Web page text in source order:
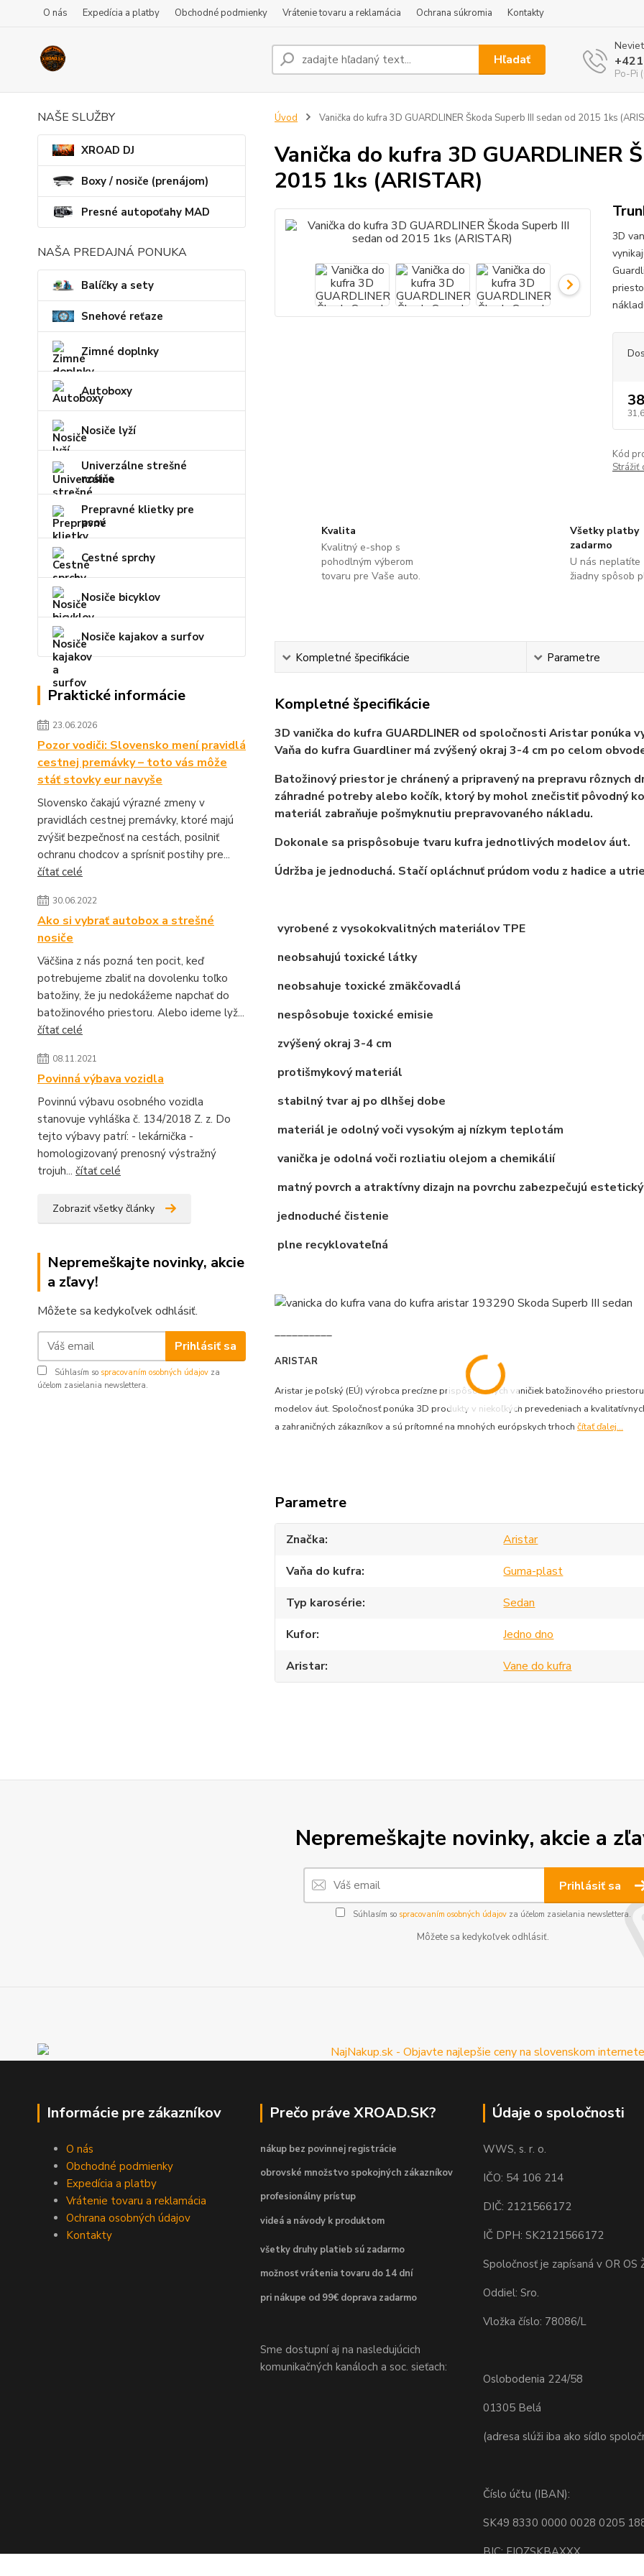
O nás Expedícia a platby Obchodné podmienky Vrátenie tovaru a reklamácia Ochrana súkromia Kontakty
Hľadať
Po-Pi
NAŠE SLUŽBY
XROAD DJ
Boxy / nosiče (prenájom)
Presné autopoťahy MAD
NAŠA PREDAJNÁ PONUKA
Balíčky a sety
Snehové reťaze
Zimné doplnky
Autoboxy
Nosiče lyží
Univerzálne strešné
nosiče
Prepravné klietky pre
psov
Cestné sprchy
Nosiče bicyklov
Nosiče kajakov a surfov
Praktické informácie
23.06.2026
Pozor vodiči: Slovensko mení pravidlá
cestnej premávky – toto vás môže
stáť stovky eur navyše
Slovensko čakajú výrazné zmeny v
pravidlách cestnej premávky, ktoré majú
zvýšiť bezpečnosť na cestách, posilniť
ochranu chodcov a sprísniť postihy pre...
čítať celé
30.06.2022
Ako si vybrať autobox a strešné
nosiče
Väčšina z nás pozná ten pocit, keď
potrebujeme zbaliť na dovolenku toľko
batožiny, že ju nedokážeme napchať do
batožinového priestoru. Alebo ideme lyž...
čítať celé
08.11.2021
Povinná výbava vozidla
Povinnú výbavu osobného vozidla
stanovuje vyhláška č. 134/2018 Z. z. Do
tejto výbavy patrí: - lekárnička -
homologizovaný prenosný výstražný
trojuh... čítať celé
Zobraziť všetky články
Nepremeškajte novinky, akcie
a zľavy!
Môžete sa kedykoľvek odhlásiť.
Prihlásiť sa
Súhlasím so spracovaním osobných údajov za
účelom zasielania newslettera.
Úvod Vanička do kufra 3D GUARDLINER Škoda Superb III sedan od 2015 1ks
Vanička do kufra 3D GUARDLINER
2015 1ks (ARISTAR)
3D
Kód
Strážiť
Kvalita
Kvalitný e-shop s
pohodlným výberom
tovaru pre Vaše auto.
Všetky platby
zadarmo
U nás neplatíte
žiadny spôsob
Kompletné špecifikácie Parametre
Kompletné špecifikácie
3D vanička do kufra GUARDLINER od spoločnosti Aristar ponúka
Vaňa do kufra Guardliner má zvýšený okraj 3-4 cm po celom
Batožinový priestor je chránený a pripravený na prepravu rôznych
záhradné potreby alebo kočík, ktorý by mohol znečistiť pôvodný
materiál zabraňuje pošmyknutiu prepravovaného nákladu.
Dokonale sa prispôsobuje tvaru kufra jednotlivých modelov áut.
Údržba je jednoduchá. Stačí opláchnuť prúdom vodu z hadice a
vyrobené z vysokokvalitných materiálov TPE
neobsahujú toxické látky
neobsahuje toxické zmäkčovadlá
nespôsobuje toxické emisie
zvýšený okraj 3-4 cm
protišmykový materiál
stabilný tvar aj po dlhšej dobe
materiál je odolný voči vysokým aj nízkym teplotám
vanička je odolná voči rozliatiu olejom a chemikálií
matný povrch a atraktívny dizajn na povrchu zabezpečujú
jednoduché čistenie
plne recyklovateľná
__________
ARISTAR
Aristar je poľský (EÚ) výrobca precízne prispôsobených vaničiek batožinového
modelov áut. Spoločnosť ponúka 3D produkty v niekoľkých prevedeniach a
a zahraničných zákazníkov a sú prítomné na mnohých európskych trhoch čítať ďalej...
Parametre
Značka
Aristar
Vaňa do kufra
Guma-plast
Typ karosérie
Sedan
Kufor
Jedno dno
Aristar
Vane do kufra
Nepremeškajte novinky, akcie a
Prihlásiť sa
Súhlasím so spracovaním osobných údajovza účelom zasielania newslettera.
Môžete sa kedykoľvek odhlásiť.
Informácie pre zákazníkov
O nás
Obchodné podmienky
Expedícia a platby
Vrátenie tovaru a reklamácia
Ochrana osobných údajov
Kontakty
Prečo práve XROAD.SK?
nákup bez povinnej registrácie
obrovské množstvo spokojných zákazníkov
profesionálny prístup
videá a návody k produktom
všetky druhy platieb sú zadarmo
možnosť vrátenia tovaru do 14 dní
pri nákupe od 99€ doprava zadarmo
Sme dostupní aj na nasledujúcich
komunikačných kanáloch a soc. sieťach:
Údaje o spoločnosti
WWS, s. r. o.
IČO: 54 106 214
DIČ: 2121566172
IČ DPH: SK2121566172
Spoločnosť je zapísaná v OR OS
Oddiel: Sro.
Vložka číslo: 78086/L
Oslobodenia 224/58
01305 Belá
(adresa slúži iba ako sídlo
Číslo účtu (IBAN):
SK49 8330 0000 0028 0205
BIC: FIOZSKBAXXX